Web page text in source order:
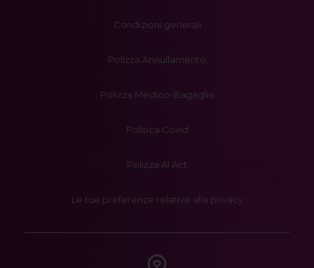
Condizioni generali
Polizza Annullamento
Polizza Medico-Bagaglio
Politica Covid
Polizza AI Act
Le tue preferenze relative alla privacy